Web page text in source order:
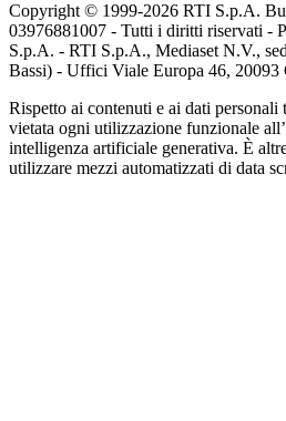
Copyright © 1999-2026 RTI S.p.A.
03976881007 - Tutti i diritti riservati -
S.p.A. - RTI S.p.A., Mediaset N.V.,
Bassi) - Uffici Viale Europa 46,
Rispetto ai contenuti e ai dati personali
vietata ogni utilizzazione funzionale
intelligenza artificiale generativa. È
utilizzare mezzi automatizzati di data